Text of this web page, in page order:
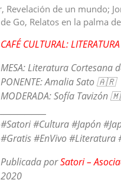
Revelación de un mundo;
Go, Relatos en la palma
CAFÉ CULTURAL:
MESA: Literatura Cortesana
PONENTE: Amalia Sato 🇦🇷
MODERADA: Sofía Tavizón
#Satori #Cultura #Japón
#Gratis #EnVivo #Literatura
Publicada porSatori –
2020